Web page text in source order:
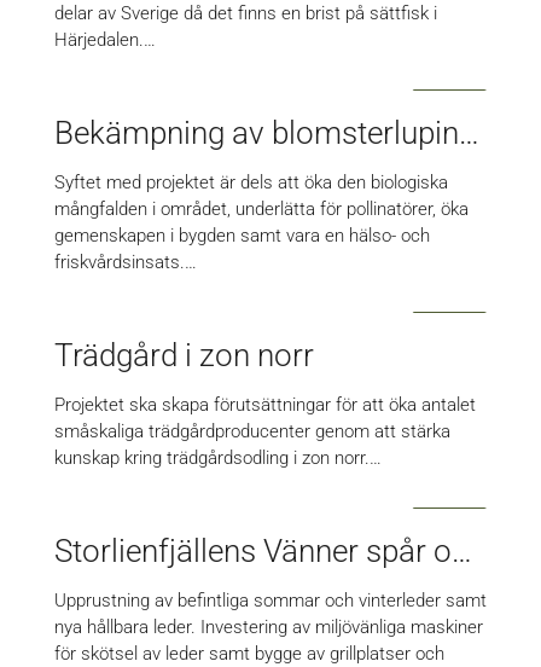
delar av Sverige då det finns en brist på sättfisk i
Härjedalen.…
Bekämpning av blomsterlupiner i Åkersjön – Högrun
Syftet med projektet är dels att öka den biologiska
mångfalden i området, underlätta för pollinatörer, öka
gemenskapen i bygden samt vara en hälso- och
friskvårdsinsats.…
Trädgård i zon norr
Projektet ska skapa förutsättningar för att öka antalet
småskaliga trädgårdproducenter genom att stärka
kunskap kring trädgårdsodling i zon norr.…
Storlienfjällens Vänner spår och ledutveckling
Upprustning av befintliga sommar och vinterleder samt
nya hållbara leder. Investering av miljövänliga maskiner
för skötsel av leder samt bygge av grillplatser och